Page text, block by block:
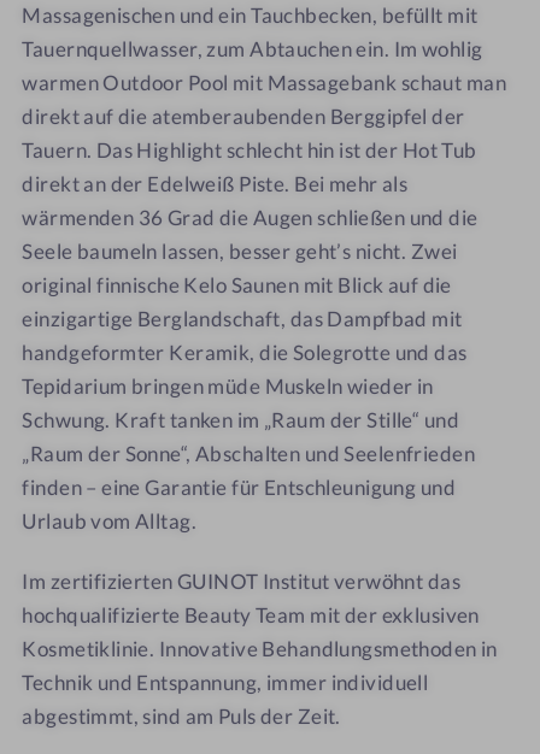
Massagenischen und ein Tauchbecken, befüllt mit
Tauernquellwasser, zum Abtauchen ein. Im wohlig
warmen Outdoor Pool mit Massagebank schaut man
direkt auf die atemberaubenden Berggipfel der
Tauern. Das Highlight schlecht hin ist der Hot Tub
direkt an der Edelweiß Piste. Bei mehr als
wärmenden 36 Grad die Augen schließen und die
Seele baumeln lassen, besser geht’s nicht. Zwei
original finnische Kelo Saunen mit Blick auf die
einzigartige Berglandschaft, das Dampfbad mit
handgeformter Keramik, die Solegrotte und das
Tepidarium bringen müde Muskeln wieder in
Schwung. Kraft tanken im „Raum der Stille“ und
„Raum der Sonne“, Abschalten und Seelenfrieden
finden – eine Garantie für Entschleunigung und
Urlaub vom Alltag.
Im zertifizierten GUINOT Institut verwöhnt das
hochqualifizierte Beauty Team mit der exklusiven
Kosmetiklinie. Innovative Behandlungsmethoden in
Technik und Entspannung, immer individuell
abgestimmt, sind am Puls der Zeit.